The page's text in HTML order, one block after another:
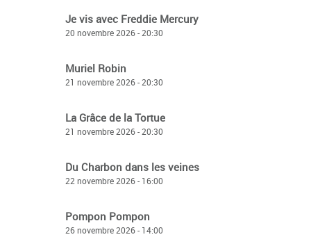
Je vis avec Freddie Mercury
20 novembre 2026 - 20:30
Muriel Robin
21 novembre 2026 - 20:30
La Grâce de la Tortue
21 novembre 2026 - 20:30
Du Charbon dans les veines
22 novembre 2026 - 16:00
Pompon Pompon
26 novembre 2026 - 14:00